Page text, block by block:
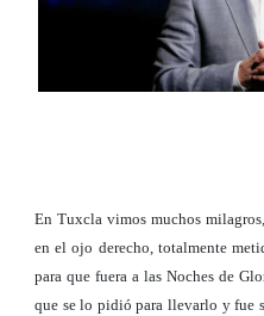
En Tuxcla vimos muchos
en el ojo derecho, totalmente
para que fuera a las Noches de
que se lo pidió para llevarlo y fue